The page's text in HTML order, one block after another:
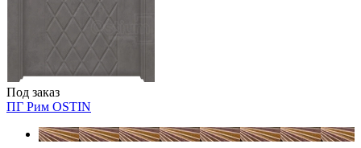
Под заказ
ПГ Рим OSTIN